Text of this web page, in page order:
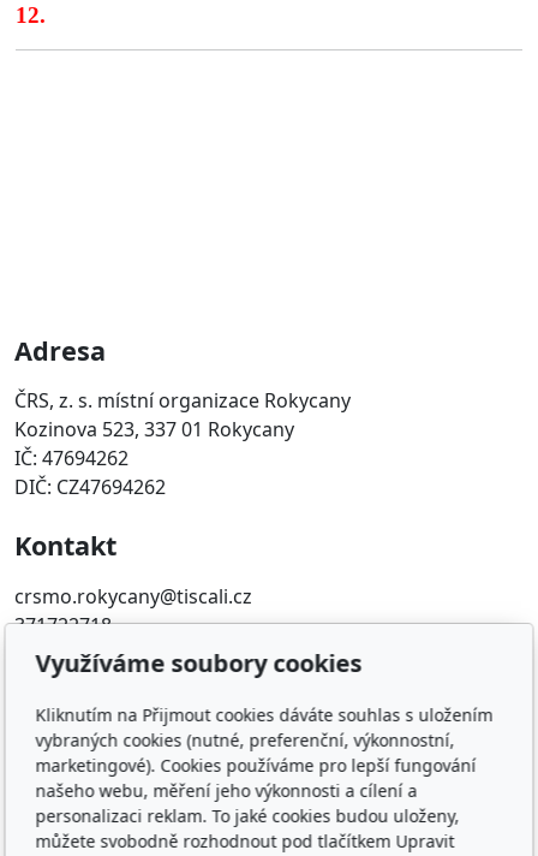
12.
Adresa
ČRS, z. s. místní organizace Rokycany
Kozinova 523, 337 01 Rokycany
IČ: 47694262
DIČ: CZ47694262
Kontakt
crsmo.rokycany@tiscali.cz
371722718
Oblíbené odkazy
Západočeský územní svaz
Časopis rybářství
Přihlášení RIS
Využíváme soubory cookies
Kliknutím na Přijmout cookies dáváte souhlas s uložením
vybraných cookies (nutné, preferenční, výkonnostní,
marketingové). Cookies používáme pro lepší fungování
našeho webu, měření jeho výkonnosti a cílení a
personalizaci reklam. To jaké cookies budou uloženy,
můžete svobodně rozhodnout pod tlačítkem Upravit